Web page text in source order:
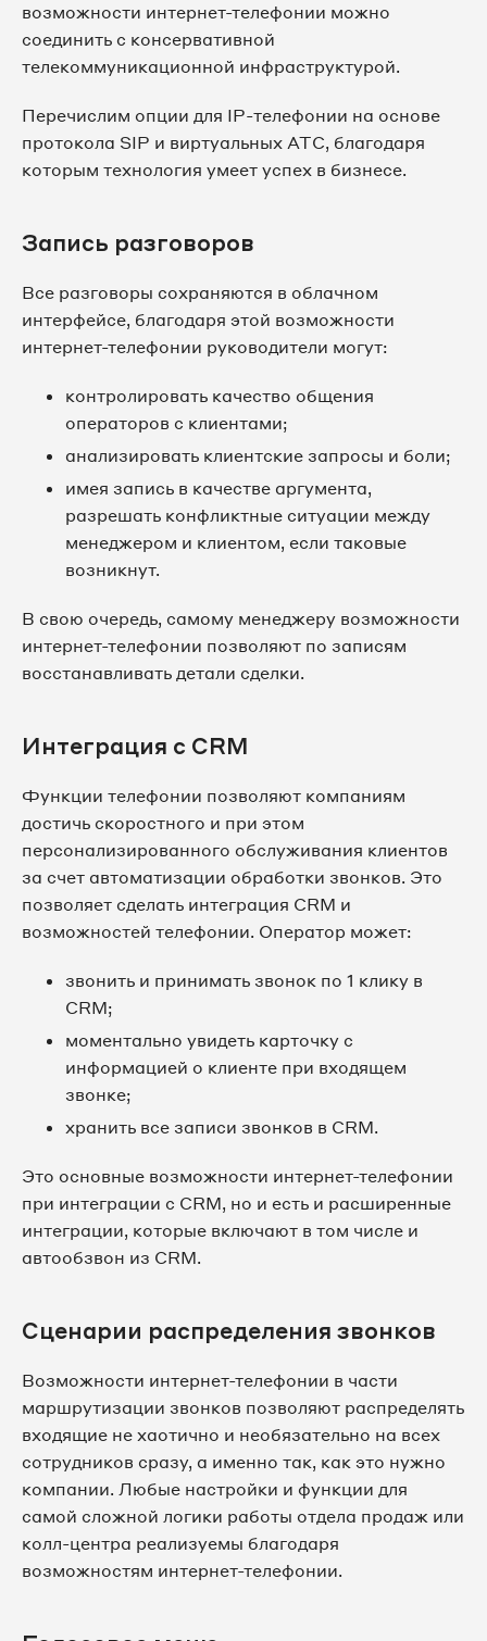
возможности интернет-телефонии можно
соединить с консервативной
телекоммуникационной инфраструктурой.
Перечислим опции для IP-телефонии на основе
протокола SIP и виртуальных АТС, благодаря
которым технология умеет успех в бизнесе.
Запись разговоров
Все разговоры сохраняются в облачном
интерфейсе, благодаря этой возможности
интернет-телефонии руководители могут:
контролировать качество общения
операторов с клиентами;
анализировать клиентские запросы и боли;
имея запись в качестве аргумента,
разрешать конфликтные ситуации между
менеджером и клиентом, если таковые
возникнут.
В свою очередь, самому менеджеру возможности
интернет-телефонии позволяют по записям
восстанавливать детали сделки.
Интеграция с CRM
Функции телефонии позволяют компаниям
достичь скоростного и при этом
персонализированного обслуживания клиентов
за счет автоматизации обработки звонков. Это
позволяет сделать интеграция CRM и
возможностей телефонии. Оператор может:
звонить и принимать звонок по 1 клику в
CRM;
моментально увидеть карточку с
информацией о клиенте при входящем
звонке;
хранить все записи звонков в CRM.
Это основные возможности интернет-телефонии
при интеграции с CRM, но и есть и расширенные
интеграции, которые включают в том числе и
автообзвон из CRM.
Сценарии распределения звонков
Возможности интернет-телефонии в части
маршрутизации звонков позволяют распределять
входящие не хаотично и необязательно на всех
сотрудников сразу, а именно так, как это нужно
компании. Любые настройки и функции для
самой сложной логики работы отдела продаж или
колл-центра реализуемы благодаря
возможностям интернет-телефонии.